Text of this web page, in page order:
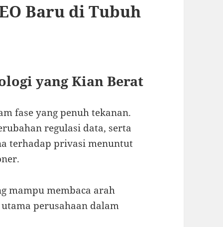
Baru di Tubuh
yang Kian Berat
fase yang penuh tekanan.
regulasi data, serta
terhadap privasi menuntut
mampu membaca arah
perusahaan dalam